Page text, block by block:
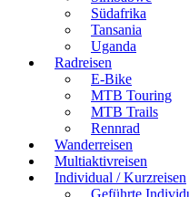
Südafrika
Tansania
Uganda
Radreisen
E-Bike
MTB Touring
MTB Trails
Rennrad
Wanderreisen
Multiaktivreisen
Individual / Kurzreisen
Geführte